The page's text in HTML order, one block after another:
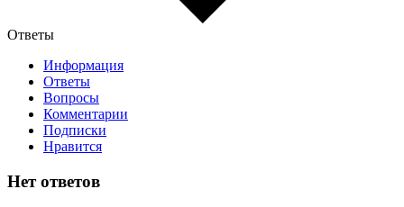
Ответы
Информация
Ответы
Вопросы
Комментарии
Подписки
Нравится
Нет ответов